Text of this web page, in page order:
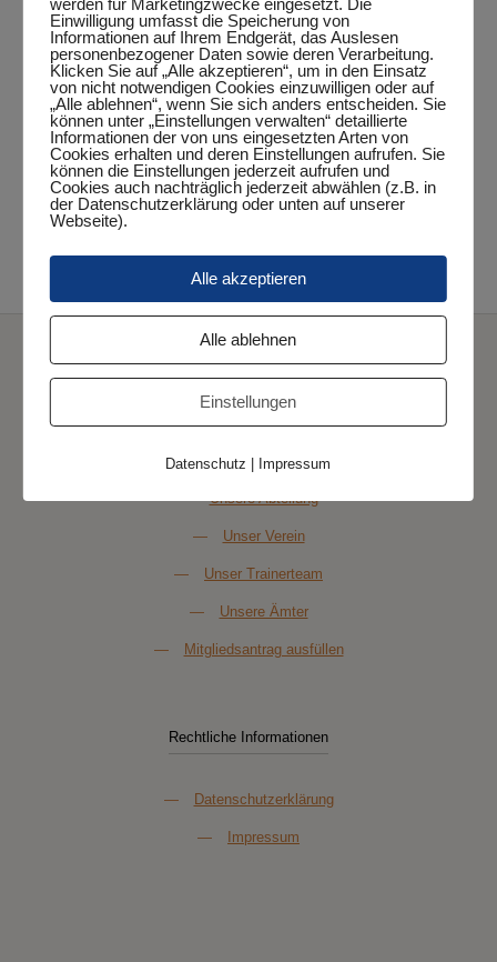
DETAILS
Datum:
September 26, 2023
Zeit:
20:15 Uhr - 22:15 Uhr
Veranstaltungskategorie:
Pokalspiel
TuS Zetel I – 1. Jungen 15 TSR Olympia V – 6. Herren
— Unsere Abteilung
— Unser Verein
— Unser Trainerteam
— Unsere Ämter
— Mitgliedsantrag ausfüllen
Rechtliche Informationen
— Datenschutzerklärung
— Impressum
Einwilligung umfasst die Speicherung von
Informationen auf Ihrem Endgerät, das Auslesen
personenbezogener Daten sowie deren Verarbeitung.
Klicken Sie auf „Alle akzeptieren“, um in den Einsatz
von nicht notwendigen Cookies einzuwilligen oder auf
„Alle ablehnen“, wenn Sie sich anders entscheiden. Sie
können unter „Einstellungen verwalten“ detaillierte
Informationen der von uns eingesetzten Arten von
Cookies erhalten und deren Einstellungen aufrufen. Sie
können die Einstellungen jederzeit aufrufen und
Cookies auch nachträglich jederzeit abwählen (z.B. in
der Datenschutzerklärung oder unten auf unserer
Webseite).
Alle akzeptieren
Alle ablehnen
Einstellungen
Datenschutz | Impressum